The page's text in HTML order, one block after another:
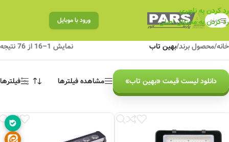
رد کردن به ناوبری
رد کردن به محتوای اصلی
منو ورود با موبایل
خانه/محصول برند/بهین تاب نمایش 1–16 از 76 نتیجه
دانلود لیست قیمت «بهین تاب» مشاهده فیلترها فیلترها